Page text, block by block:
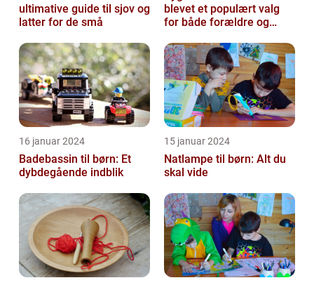
ultimative guide til sjov og
latter for de små
blevet et populært valg
for både forældre og
transport...
16 januar 2024
Badebassin til børn: Et
dybdegående indblik
15 januar 2024
Natlampe til børn: Alt du
skal vide